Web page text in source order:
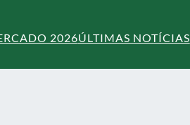
2026ÚLTIMAS NOTÍCIAS